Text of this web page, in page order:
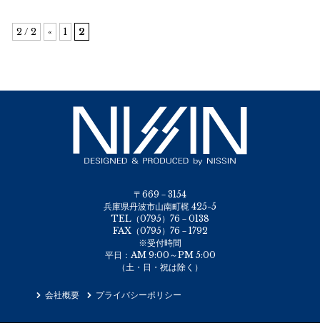
2 / 2 « 1 2
〒669－3154
兵庫県丹波市山南町梶 425-5
TEL（0795）76－0138
FAX（0795）76－1792
※受付時間
平日：AM 9:00～PM 5:00
（土・日・祝は除く）
会社概要 プライバシーポリシー